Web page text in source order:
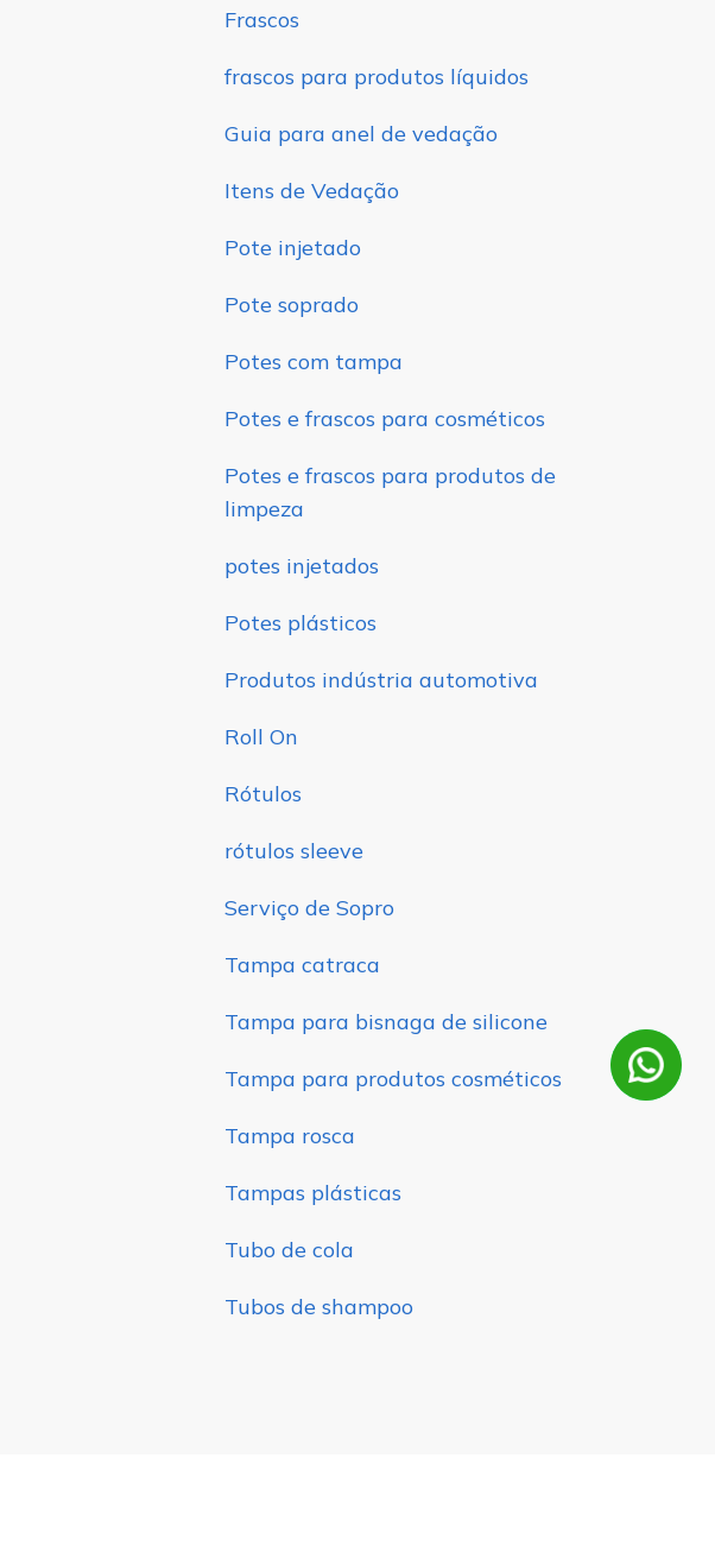
Frascos
frascos para produtos líquidos
Guia para anel de vedação
Itens de Vedação
Pote injetado
Pote soprado
Potes com tampa
Potes e frascos para cosméticos
Potes e frascos para produtos de
limpeza
potes injetados
Potes plásticos
Produtos indústria automotiva
Roll On
Rótulos
rótulos sleeve
Serviço de Sopro
Tampa catraca
Tampa para bisnaga de silicone
Tampa para produtos cosméticos
Tampa rosca
Tampas plásticas
Tubo de cola
Tubos de shampoo